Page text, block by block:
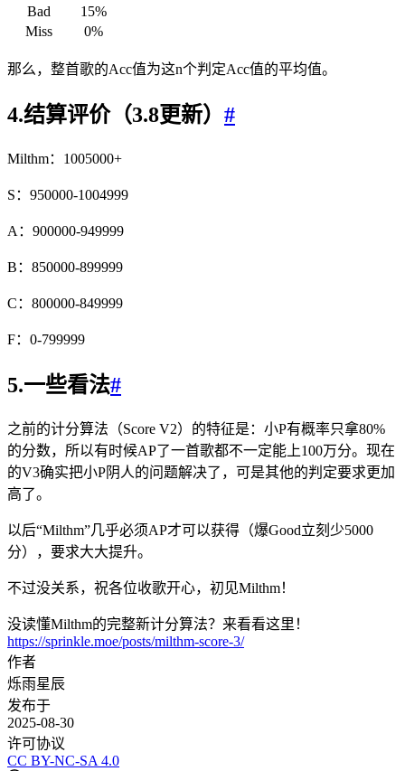
Bad
15%
Miss
0%
那么，整首歌的Acc值为这n个判定Acc值的平均值。
4.结算评价（3.8更新） #
Milthm：1005000+
S：950000-1004999
A：900000-949999
B：850000-899999
C：800000-849999
F：0-799999
5.一些看法#
之前的计分算法（Score V2）的特征是：小P有概率只拿80%
的分数，所以有时候AP了一首歌都不一定能上100万分。现在
的V3确实把小P阴人的问题解决了，可是其他的判定要求更加
高了。
以后“Milthm”几乎必须AP才可以获得（爆Good立刻少5000
分），要求大大提升。
不过没关系，祝各位收歌开心，初见Milthm！
没读懂Milthm的完整新计分算法？来看看这里！
https://sprinkle.moe/posts/milthm-score-3/
作者
烁雨星辰
发布于
2025-08-30
许可协议
CC BY-NC-SA 4.0